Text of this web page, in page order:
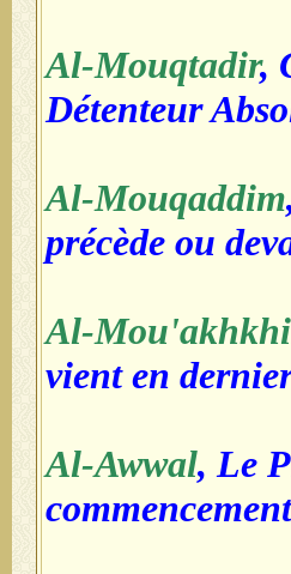
Al-Mouqtadir,
Détenteur
Al-Mouqaddim
précède ou
Al-
vient en
Al-Awwal, Le